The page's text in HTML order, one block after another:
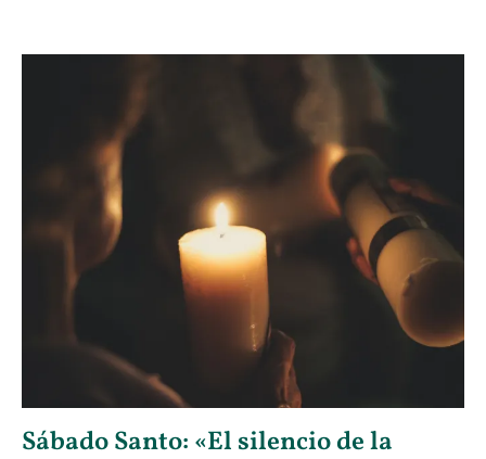
Sábado Santo: «El silencio de la